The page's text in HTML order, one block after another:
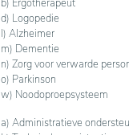
b) Ergotherapeut
d) Logopedie
l) Alzheimer
m) Dementie
n) Zorg voor verwarde
o) Parkinson
w) Noodoproepsysteem
a) Administratieve